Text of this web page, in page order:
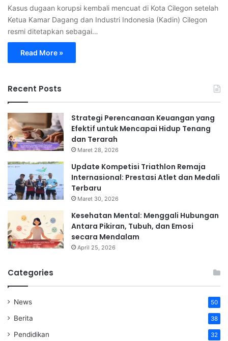
Kasus dugaan korupsi kembali mencuat di Kota Cilegon setelah
Ketua Kamar Dagang dan Industri Indonesia (Kadin) Cilegon
resmi ditetapkan sebagai…
Read More »
Recent Posts
Strategi Perencanaan Keuangan yang
Efektif untuk Mencapai Hidup Tenang
dan Terarah
Maret 28, 2026
Update Kompetisi Triathlon Remaja
Internasional: Prestasi Atlet dan Medali
Terbaru
Maret 30, 2026
Kesehatan Mental: Menggali Hubungan
Antara Pikiran, Tubuh, dan Emosi
secara Mendalam
April 25, 2026
Categories
News 50
Berita 38
Pendidikan 32